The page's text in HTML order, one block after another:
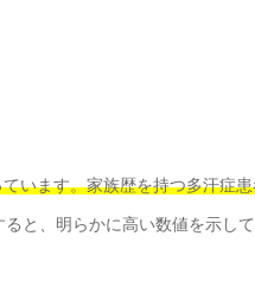
います。家族歴を持つ多汗症
ると、明らかに高い数値を示し